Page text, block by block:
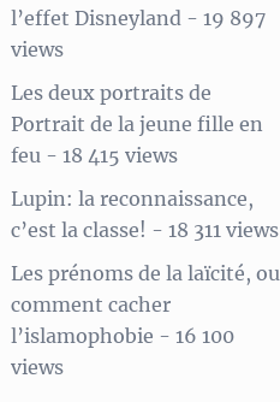
l’effet Disneyland - 19 897
views
Les deux portraits de
Portrait de la jeune fille en
feu - 18 415 views
Lupin: la reconnaissance,
c’est la classe! - 18 311 views
Les prénoms de la laïcité, ou
comment cacher
l’islamophobie - 16 100
views